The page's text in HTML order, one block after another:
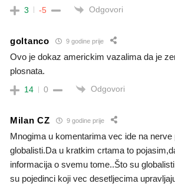
3 -5 Odgovori
goltanco 9 godine prije
Ovo je dokaz americkim vazalima da je
plosnata.
14 0 Odgovori
Milan CZ 9 godine prije
Mnogima u komentarima vec ide na nerve
globalisti.Da u kratkim crtama to
informacija o svemu tome..Što su
su pojedinci koji vec desetljecima